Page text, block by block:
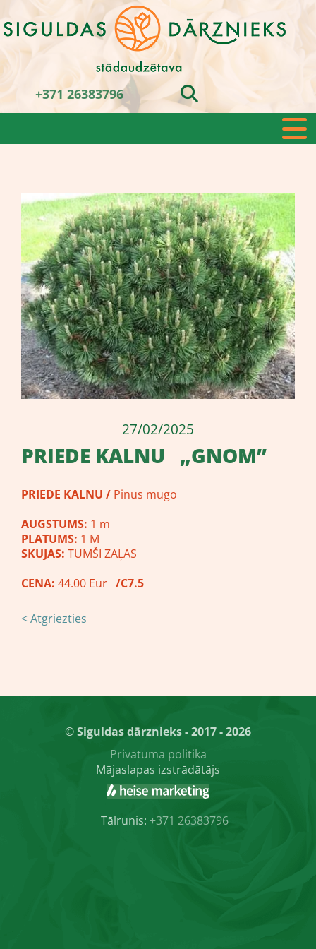
+371 26383796
27/02/2025
PRIEDE KALNU „GNOM”
PRIEDE KALNU / Pinus mugo
AUGSTUMS: 1 m
PLATUMS: 1 M
SKUJAS: TUMŠI ZAĻAS
CENA: 44.00 Eur /C7.5
< Atgriezties
© Siguldas dārznieks - 2017 - 2026
Privātuma politika
Mājaslapas izstrādātājs
Tālrunis: +371 26383796